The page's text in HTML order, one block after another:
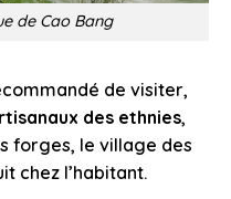
de Cao Bang
de visiter,
des ethnies,
forges, le village des
chez l’habitant.